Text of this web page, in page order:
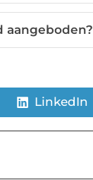
aangeboden?
LinkedIn